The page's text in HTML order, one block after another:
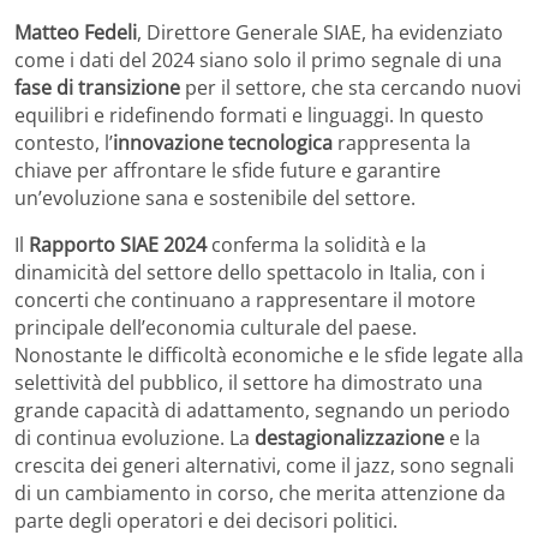
Matteo Fedeli, Direttore Generale SIAE, ha evidenziato
come i dati del 2024 siano solo il primo segnale di una
fase di transizione per il settore, che sta cercando nuovi
equilibri e ridefinendo formati e linguaggi. In questo
contesto, l’innovazione tecnologica rappresenta la
chiave per affrontare le sfide future e garantire
un’evoluzione sana e sostenibile del settore.
Il Rapporto SIAE 2024conferma la solidità e la
dinamicità del settore dello spettacolo in Italia, con i
concerti che continuano a rappresentare il motore
principale dell’economia culturale del paese.
Nonostante le difficoltà economiche e le sfide legate alla
selettività del pubblico, il settore ha dimostrato una
grande capacità di adattamento, segnando un periodo
di continua evoluzione. La destagionalizzazione e la
crescita dei generi alternativi, come il jazz, sono segnali
di un cambiamento in corso, che merita attenzione da
parte degli operatori e dei decisori politici.